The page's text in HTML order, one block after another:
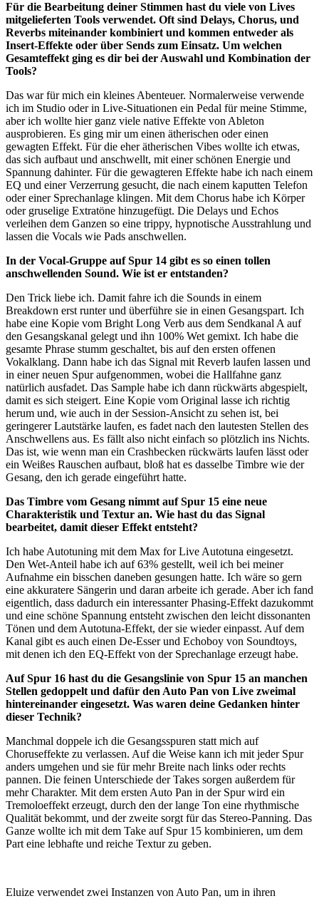
Für die Bearbeitung deiner Stimmen hast du viele von Lives
mitgelieferten Tools verwendet. Oft sind Delays, Chorus, und
Reverbs miteinander kombiniert und kommen entweder als
Insert-Effekte oder über Sends zum Einsatz. Um welchen
Gesamteffekt ging es dir bei der Auswahl und Kombination der
Tools?
Das war für mich ein kleines Abenteuer. Normalerweise verwende
ich im Studio oder in Live-Situationen ein Pedal für meine Stimme,
aber ich wollte hier ganz viele native Effekte von Ableton
ausprobieren. Es ging mir um einen ätherischen oder einen
gewagten Effekt. Für die eher ätherischen Vibes wollte ich etwas,
das sich aufbaut und anschwellt, mit einer schönen Energie und
Spannung dahinter. Für die gewagteren Effekte habe ich nach einem
EQ und einer Verzerrung gesucht, die nach einem kaputten Telefon
oder einer Sprechanlage klingen. Mit dem Chorus habe ich Körper
oder gruselige Extratöne hinzugefügt. Die Delays und Echos
verleihen dem Ganzen so eine trippy, hypnotische Ausstrahlung und
lassen die Vocals wie Pads anschwellen.
In der Vocal-Gruppe auf Spur 14 gibt es so einen tollen
anschwellenden Sound. Wie ist er entstanden?
Den Trick liebe ich. Damit fahre ich die Sounds in einem
Breakdown erst runter und überführe sie in einen Gesangspart. Ich
habe eine Kopie vom Bright Long Verb aus dem Sendkanal A auf
den Gesangskanal gelegt und ihn 100% Wet gemixt. Ich habe die
gesamte Phrase stumm geschaltet, bis auf den ersten offenen
Vokalklang. Dann habe ich das Signal mit Reverb laufen lassen und
in einer neuen Spur aufgenommen, wobei die Hallfahne ganz
natürlich ausfadet. Das Sample habe ich dann rückwärts abgespielt,
damit es sich steigert. Eine Kopie vom Original lasse ich richtig
herum und, wie auch in der Session-Ansicht zu sehen ist, bei
geringerer Lautstärke laufen, es fadet nach den lautesten Stellen des
Anschwellens aus. Es fällt also nicht einfach so plötzlich ins Nichts.
Das ist, wie wenn man ein Crashbecken rückwärts laufen lässt oder
ein Weißes Rauschen aufbaut, bloß hat es dasselbe Timbre wie der
Gesang, den ich gerade eingeführt hatte.
Das Timbre vom Gesang nimmt auf Spur 15 eine neue
Charakteristik und Textur an. Wie hast du das Signal
bearbeitet, damit dieser Effekt entsteht?
Ich habe Autotuning mit dem Max for Live Autotuna eingesetzt.
Den Wet-Anteil habe ich auf 63% gestellt, weil ich bei meiner
Aufnahme ein bisschen daneben gesungen hatte. Ich wäre so gern
eine akkuratere Sängerin und daran arbeite ich gerade. Aber ich fand
eigentlich, dass dadurch ein interessanter Phasing-Effekt dazukommt
und eine schöne Spannung entsteht zwischen den leicht dissonanten
Tönen und dem Autotuna-Effekt, der sie wieder einpasst. Auf dem
Kanal gibt es auch einen De-Esser und Echoboy von Soundtoys,
mit denen ich den EQ-Effekt von der Sprechanlage erzeugt habe.
Auf Spur 16 hast du die Gesangslinie von Spur 15 an manchen
Stellen gedoppelt und dafür den Auto Pan von Live zweimal
hintereinander eingesetzt. Was waren deine Gedanken hinter
dieser Technik?
Manchmal doppele ich die Gesangsspuren statt mich auf
Choruseffekte zu verlassen. Auf die Weise kann ich mit jeder Spur
anders umgehen und sie für mehr Breite nach links oder rechts
pannen. Die feinen Unterschiede der Takes sorgen außerdem für
mehr Charakter. Mit dem ersten Auto Pan in der Spur wird ein
Tremoloeffekt erzeugt, durch den der lange Ton eine rhythmische
Qualität bekommt, und der zweite sorgt für das Stereo-Panning. Das
Ganze wollte ich mit dem Take auf Spur 15 kombinieren, um dem
Part eine lebhafte und reiche Textur zu geben.
Eluize verwendet zwei Instanzen von Auto Pan, um in ihren